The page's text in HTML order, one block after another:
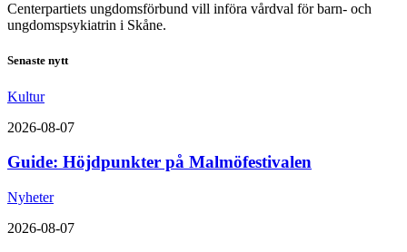
Centerpartiets ungdomsförbund vill införa vårdval för barn- och
ungdomspsykiatrin i Skåne.
Senaste nytt
Kultur
2026-08-07
Guide: Höjdpunkter på Malmöfestivalen
Nyheter
2026-08-07